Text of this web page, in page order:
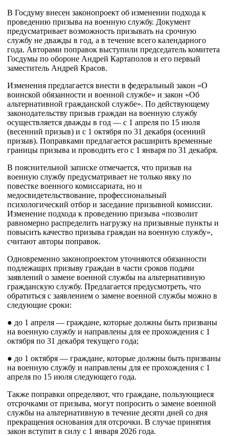
В Госдуму внесен законопроект об изменении подхода к
проведению призыва на военную службу. Документ
предусматривает возможность призывать на срочную
службу не дважды в год, а в течение всего календарного
года. Авторами поправок выступили председатель комитета
Госдумы по обороне Андрей Картаполов и его первый
заместитель Андрей Красов.
Изменения предлагается внести в федеральный закон «О
воинской обязанности и военной службе» и закон «Об
альтернативной гражданской службе». По действующему
законодательству призыв граждан на военную службу
осуществляется дважды в год — с 1 апреля по 15 июля
(весенний призыв) и с 1 октября по 31 декабря (осенний
призыв). Поправками предлагается расширить временные
границы призыва и проводить его с 1 января по 31 декабря.
В пояснительной записке отмечается, что призыв на
военную службу предусматривает не только явку по
повестке военного комиссариата, но и
медосвидетельствование, профессиональный
психологический отбор и заседание призывной комиссии.
Изменение подхода к проведению призыва «позволит
равномерно распределить нагрузку на призывные пункты и
повысить качество призыва граждан на военную службу»,
считают авторы поправок.
Одновременно законопроектом уточняются обязанности
подлежащих призыву граждан в части сроков подачи
заявлений о замене военной службы на альтернативную
гражданскую службу. Предлагается предусмотреть, что
обратиться с заявлением о замене военной службы можно в
следующие сроки:
● до 1 апреля — граждане, которые должны быть призваны
на военную службу и направлены для ее прохождения с 1
октября по 31 декабря текущего года;
● до 1 октября — граждане, которые должны быть призваны
на военную службу и направлены для ее прохождения с 1
апреля по 15 июля следующего года.
Также поправки определяют, что граждане, пользующиеся
отсрочками от призыва, могут попросить о замене военной
службы на альтернативную в течение десяти дней со дня
прекращения основания для отсрочки. В случае принятия
закон вступит в силу с 1 января 2026 года.